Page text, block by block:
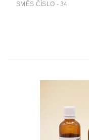
SMĚS ČÍSLO - 34